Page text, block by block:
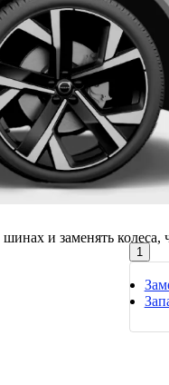
1
и заменять колеса,